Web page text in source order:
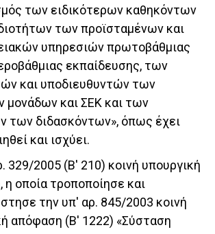
των ειδικότερων καθηκόντων
των προϊσταμένων και
υπηρεσιών πρωτοβάθμιας
εκπαίδευσης, των
και υποδιευθυντών των
μονάδων και ΣΕΚ και των
των διδασκόντων», όπως έχει
και ισχύει.
329/2005 (Β' 210) κοινή υπουργική
οποία τροποποίησε και
την υπ' αρ. 845/2003 κοινή
απόφαση (Β' 1222) «Σύσταση